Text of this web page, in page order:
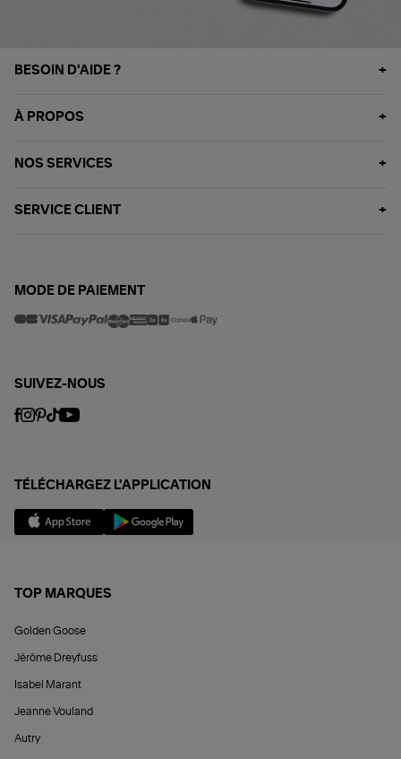
BESOIN D'AIDE ?
À PROPOS
NOS SERVICES
SERVICE CLIENT
MODE DE PAIEMENT
SUIVEZ-NOUS
TÉLÉCHARGEZ L'APPLICATION
TOP MARQUES
Golden Goose
Jérôme Dreyfuss
Isabel Marant
Jeanne Vouland
Autry